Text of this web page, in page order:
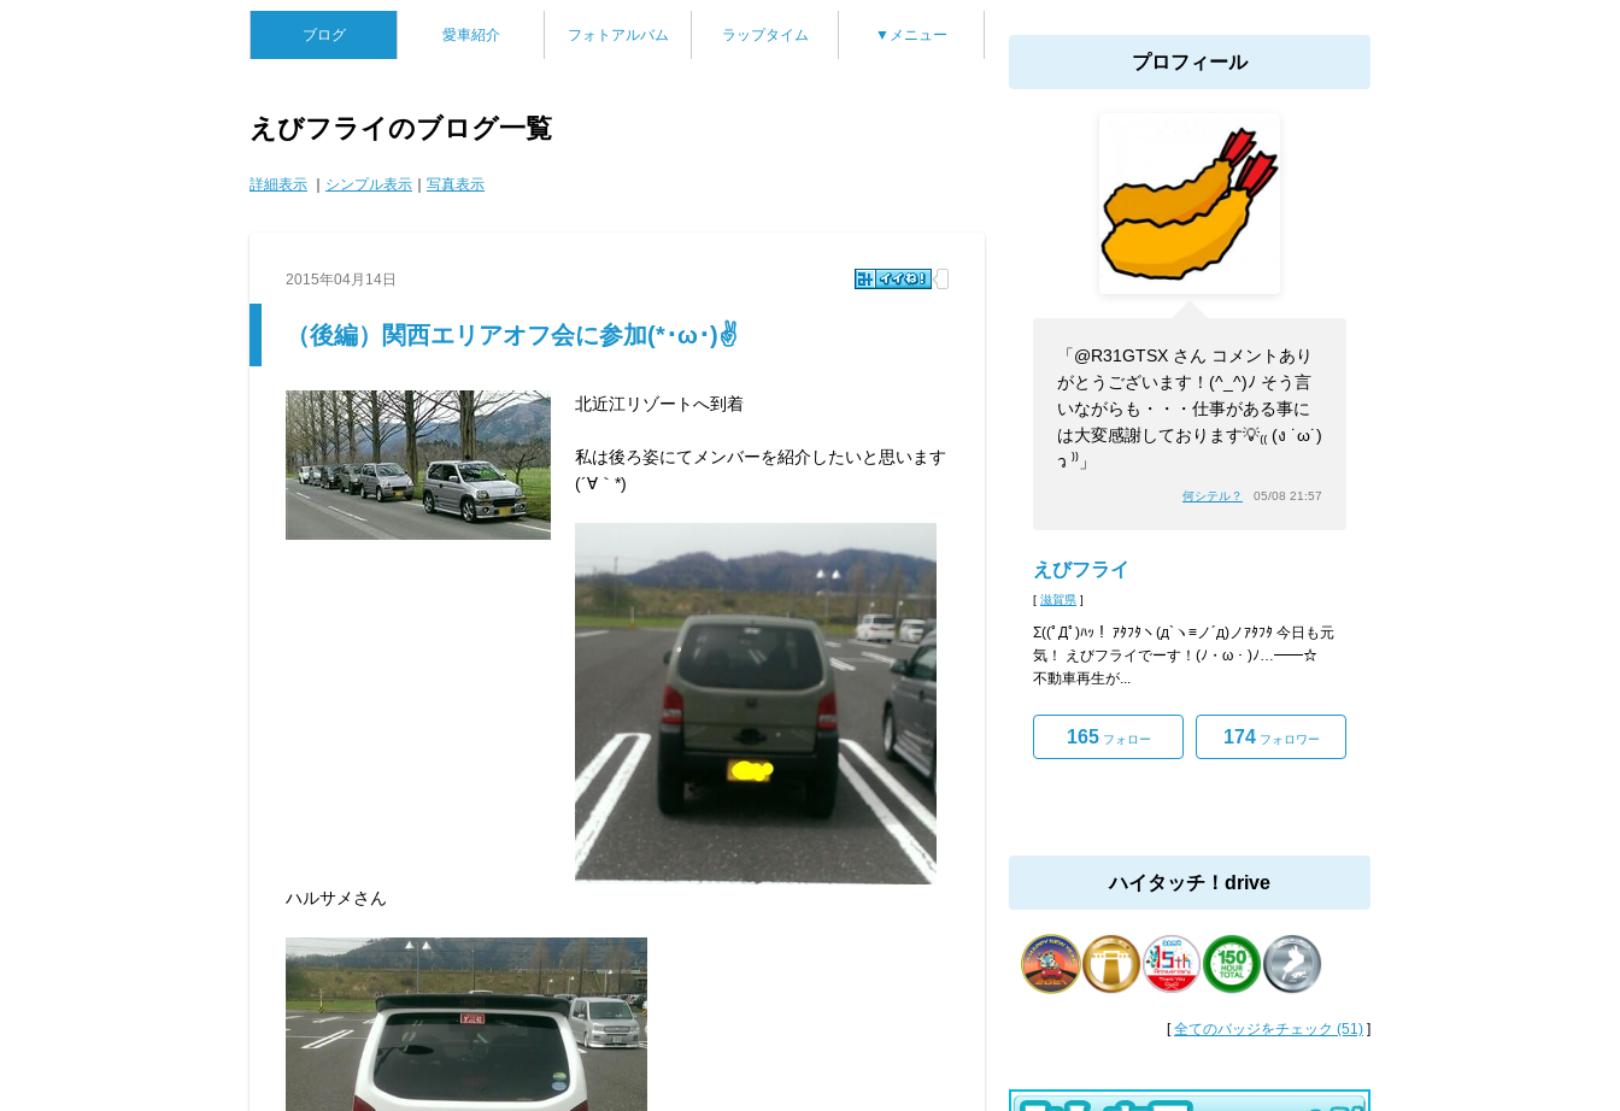
ブログ 愛車紹介 フォトアルバム ラップタイム ▼メニュー
えびフライのブログ一覧
詳細表示 シンプル表示 写真表示
2015年04月14日
（後編）関西エリアオフ会に参加(*･ω･)✌
北近江リゾートへ到着
私は後ろ姿にてメンバーを紹介したいと思います
(´∀｀*)
ハルサメさん
プロフィール
「@R31GTSX さん コメントあり
がとうございます！(^_^)ﾉ そう言
いながらも・・・仕事がある事に
は大変感謝しております💡₍₍ (ง ˙ω˙)
ว ⁾⁾」
何シテル？ 05/08 21:57
えびフライ
[ 滋賀県 ]
Σ((ﾟДﾟ)ﾊｯ！ ｱﾀﾌﾀヽ(д`ヽ≡ノ´д)ノｱﾀﾌﾀ 今日も元
気！ えびフライでーす！(ﾉ・ω・)ﾉ…━━☆
不動車再生が...
165フォロー 174フォロワー
ハイタッチ！drive
[全てのバッジをチェック (51) ]